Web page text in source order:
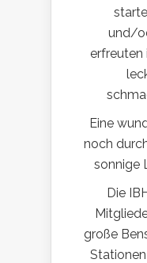
und/
erfreuten
Eine
noch
sonnige
Die
große